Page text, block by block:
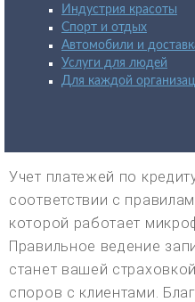
Индустрия красоты
Спорт и отдых
Автомобили и
Услуги для людей
Для каждой
Учет платежей по
соответствии с
которой работает
Правильное ведение
станет вашей
споров с клиентами.